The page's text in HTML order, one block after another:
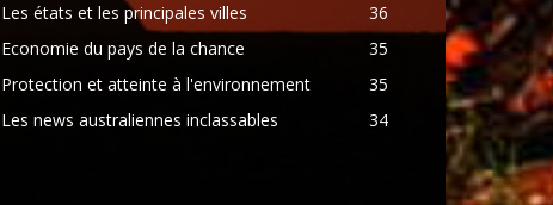
Les états et les principales villes
36
Economie du pays de la chance
35
Protection et atteinte à l'environnement
35
Les news australiennes inclassables
34